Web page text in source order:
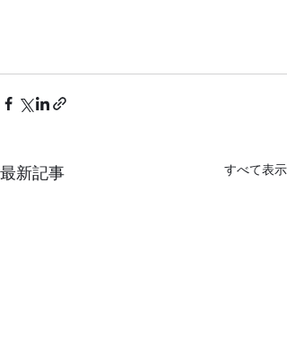
最新記事 すべて表示